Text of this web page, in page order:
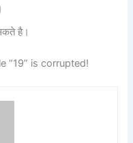
है।
“19” is corrupted!